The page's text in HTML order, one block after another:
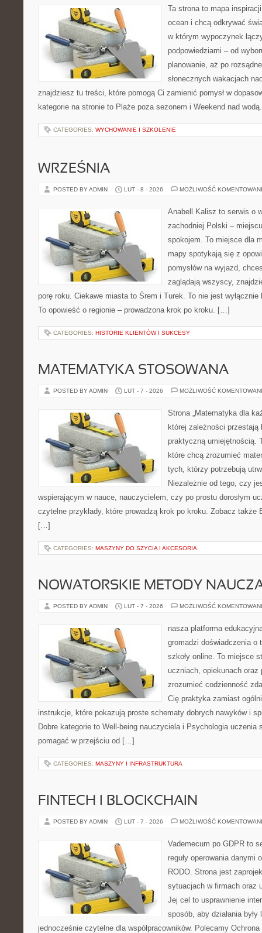
Ta strona to mapa
ocean i chcą odkrywać
w którym wypoczynek
podpowiedziami – od
planowanie, aż po
słonecznych wakacjach
znajdziesz tu treści, które pomogą Ci zamienić pomysł w
kategorie na stronie to Plaże poza sezonem i Weekend nad
CATEGORIES: WYCHOWANIE I SZKOLENIE
WRZEŚNIA
POSTED BY ADMIN LUT - 8 - 2026 MOŻLIWOŚĆ
Anabell Kalisz to serwis o
zachodniej Polski –
spokojem. To miejsce dla
mapy spotykają się z
pomysłów na wyjazd,
zaglądają wszyscy,
porę roku. Ciekawe miasta to Śrem i Turek. To nie jest
To opowieść o regionie – prowadzona krok po kroku. […]
CATEGORIES: HISTORIE KLIENTÓW I SUKCESY
MATEMATYKA STOSOWANA
POSTED BY ADMIN LUT - 7 - 2026 MOŻLIWOŚĆ
Strona „Matematyka dla
której zależności
praktyczną umiejętnością.
które chcą zrozumieć
tych, którzy potrzebują
Niezależnie od tego, czy
wspierającym w nauce, nauczycielem, czy po prostu dorosłym
czytelne przykłady, które prowadzą krok po kroku. Zobacz także
[…]
CATEGORIES: MASZYNY DO SZYCIA I AKCESORIA
NOWATORSKIE METODY
POSTED BY ADMIN LUT - 7 - 2026 MOŻLIWOŚĆ
nasza platforma
gromadzi doświadczenia
szkoły online. To miejsce
uczniach, opiekunach
zrozumieć codzienność
Cię praktyka zamiast
instrukcje, które pokazują proste schematy dobrych nawyków i
Dobre kategorie to Well-being nauczyciela i Psychologia uczenia
pomagać w przejściu od […]
CATEGORIES: MASZYNY I INFRASTRUKTURA
FINTECH I BLOCKCHAIN
POSTED BY ADMIN LUT - 7 - 2026 MOŻLIWOŚĆ
Vademecum po GDPR to
reguły operowania danymi
RODO. Strona jest
sytuacjach w firmach oraz
Jej cel to usprawnienie
sposób, aby działania
jednocześnie czytelne dla współpracowników. Polecamy